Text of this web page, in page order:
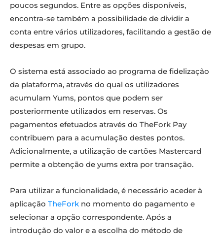
poucos segundos. Entre as opções disponíveis,
encontra-se também a possibilidade de dividir a
conta entre vários utilizadores, facilitando a gestão de
despesas em grupo.
O sistema está associado ao programa de fidelização
da plataforma, através do qual os utilizadores
acumulam Yums, pontos que podem ser
posteriormente utilizados em reservas. Os
pagamentos efetuados através do TheFork Pay
contribuem para a acumulação destes pontos.
Adicionalmente, a utilização de cartões Mastercard
permite a obtenção de yums extra por transação.
Para utilizar a funcionalidade, é necessário aceder à
aplicação TheFork no momento do pagamento e
selecionar a opção correspondente. Após a
introdução do valor e a escolha do método de